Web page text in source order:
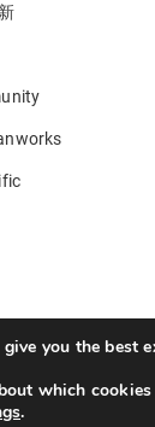
Hon-haka|
you the best
which
.